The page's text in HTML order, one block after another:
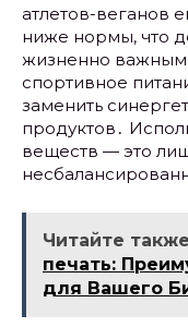
атлетов-веганов
ниже нормы, что
жизненно
спортивное
заменить
продуктов․
веществ — это
Читайте
печать:
для Вашего